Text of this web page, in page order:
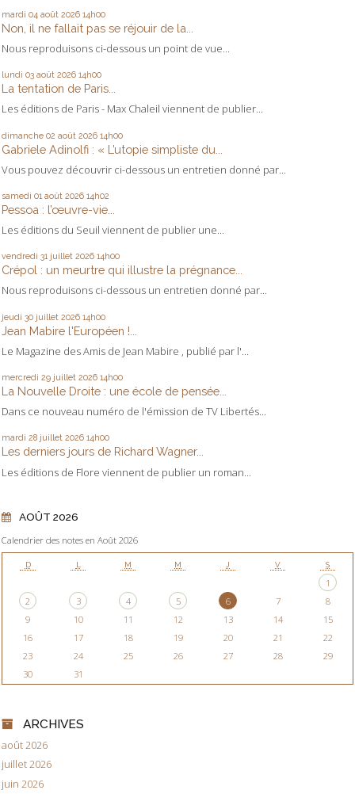
mardi 04 août 2026 14h00
Non, il ne fallait pas se réjouir de la...
Nous reproduisons ci-dessous un point de vue...
lundi 03 août 2026 14h00
La tentation de Paris...
Les éditions de Paris - Max Chaleil viennent de publier...
dimanche 02 août 2026 14h00
Gabriele Adinolfi : « L’utopie simpliste du...
Vous pouvez découvrir ci-dessous un entretien donné par...
samedi 01 août 2026 14h02
Pessoa : l’œuvre-vie...
Les éditions du Seuil viennent de publier une...
vendredi 31 juillet 2026 14h00
Crépol : un meurtre qui illustre la prégnance...
Nous reproduisons ci-dessous un entretien donné par...
jeudi 30 juillet 2026 14h00
Jean Mabire l'Européen !...
Le Magazine des Amis de Jean Mabire , publié par l'...
mercredi 29 juillet 2026 14h00
La Nouvelle Droite : une école de pensée...
Dans ce nouveau numéro de l'émission de TV Libertés...
mardi 28 juillet 2026 14h00
Les derniers jours de Richard Wagner...
Les éditions de Flore viennent de publier un roman...
AOÛT 2026
Calendrier des notes en Août 2026
D L M M J V S
1
2
3 4 5 6 7
8
9
10 11 12 13 14
15
16
17 18 19 20 21
22
23
24 25 26 27 28
29
30
31
ARCHIVES
août 2026
juillet 2026
juin 2026